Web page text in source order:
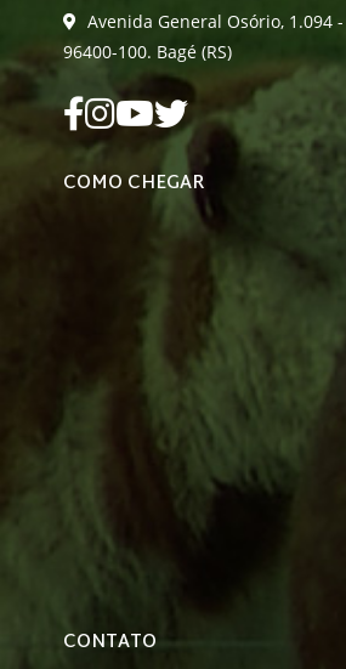
Avenida General Osório, 1.094 -
96400-100. Bagé (RS)
COMO CHEGAR
CONTATO